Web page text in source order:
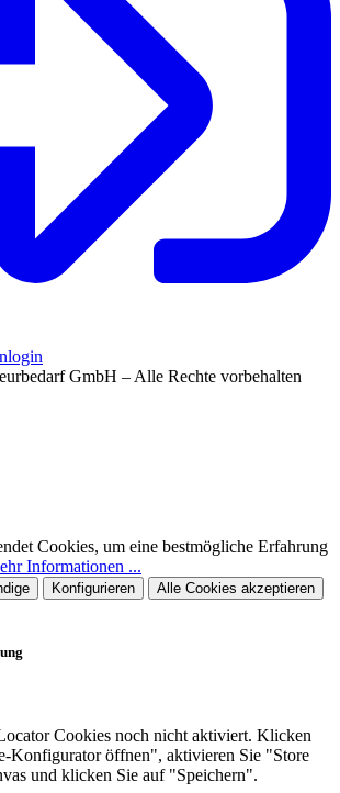
GmbH – Alle Rechte vorbehalten
Cookies, um eine bestmögliche Erfahrung
Informationen ...
Konfigurieren Alle Cookies akzeptieren
Cookies noch nicht aktiviert. Klicken
Konfigurator öffnen", aktivieren Sie "Store
und klicken Sie auf "Speichern".